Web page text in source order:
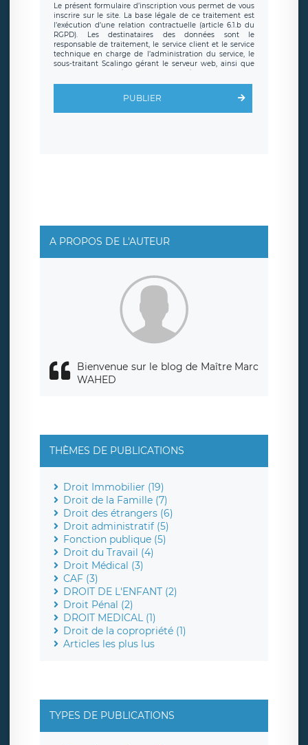
Le présent formulaire d’inscription vous permet de vous
inscrire sur le site. La base légale de ce traitement est
l’exécution d’une relation contractuelle (article 6.1.b du
RGPD). Les destinataires des données sont le
responsable de traitement, le service client et le service
technique en charge de l’administration du service, le
sous-traitant Scalingo gérant le serveur web, ainsi que
toute personne légalement autorisée. Le formulaire
d’inscription est hébergé sur un serveur hébergé par
clauses de
protection conformes au RGPD
. Les données collectées
sont conservées jusqu’à ce que l’Internaute en sollicite la
rue Léopold Sédar Senghor, joignable à l’adresse mail :
responsabledetraitement@legavox.fr. Vous avez
également le droit d’introduire une réclamation auprès
d’une autorité de contrôle.
PUBLIER
A PROPOS DE L'AUTEUR
Bienvenue sur le blog de Maître Marc
WAHED
THÈMES DE PUBLICATIONS
Droit Immobilier (19)
Droit de la Famille (7)
Droit des étrangers (6)
Droit administratif (5)
Fonction publique (5)
Droit du Travail (4)
Droit Médical (3)
CAF (3)
DROIT DE L'ENFANT (2)
Droit Pénal (2)
DROIT MEDICAL (1)
Droit de la copropriété (1)
Articles les plus lus
TYPES DE PUBLICATIONS